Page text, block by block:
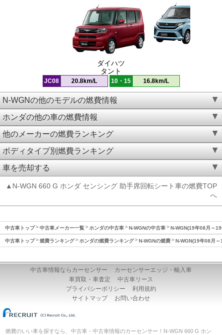
ダイハツ
タント
JC08 20.8km/L 10・15 16.8km/L
N-WGNの他のモデルの燃費情報
ホンダの他の車の燃費情報
他のメーカーの燃費ランキング
ボディタイプ別燃費ランキング
車を売却する
▲N-WGN 660 G ホンダ センシング 助手席回転シート車の燃費TOP
へ
中古車トップ 中古車メーカー一覧 ホンダの中古車 N-WGNの中古車 N-WGN(19年08月～
中古車トップ 燃費ランキング ホンダの燃費ランキング N-WGNの燃費 N-WGN(19年08月
中古車情報ならカーセンサー
カーセンサーエッジ・輸入車
車買取・車査定
中古車リース
プライバシーポリシー
利用規約
サイトマップ
お問い合わせ
燃費のいい車を探すなら、中古車・中古車情報のカーセンサー！N-WGN 660 G ホン